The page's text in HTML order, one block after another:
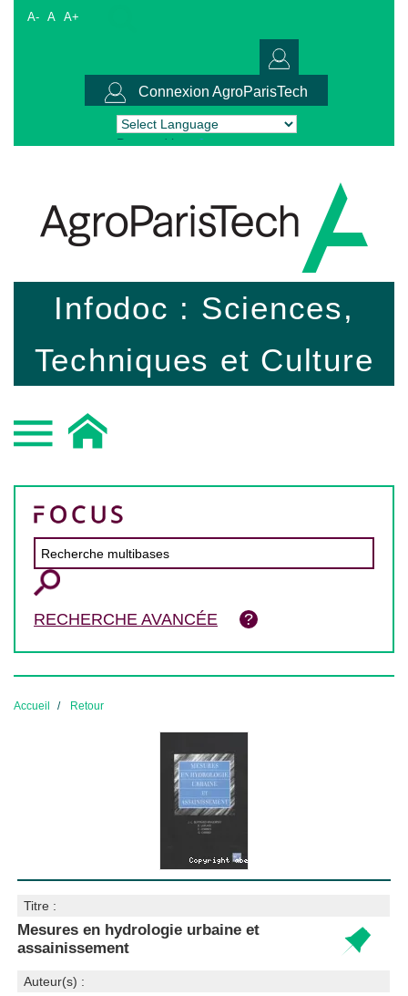
A- A A+
Connexion AgroParisTech
Powered by Translate
Infodoc : Sciences,
Techniques et Culture
RECHERCHE AVANCÉE
Accueil Retour
Titre :
Mesures en hydrologie urbaine et
assainissement
Auteur(s) :